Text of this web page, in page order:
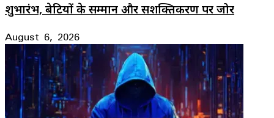
शुभारंभ, बेटियों के सम्मान और सशक्तिकरण पर जोर
August 6, 2026